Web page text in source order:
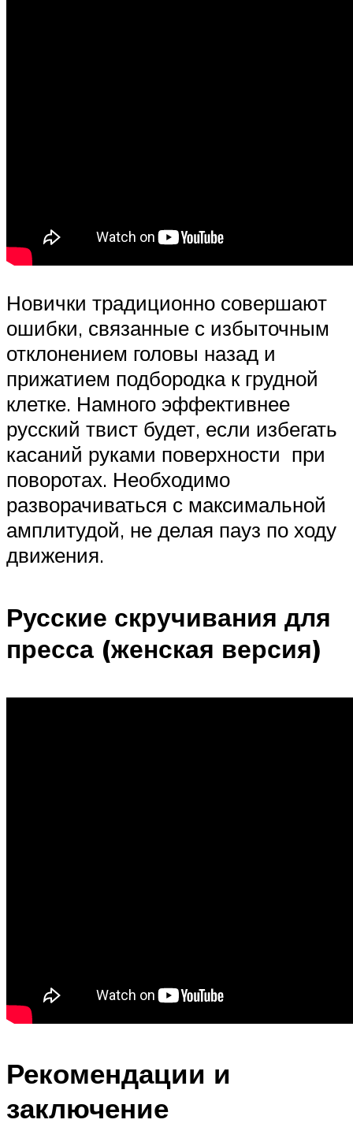
Новички традиционно совершают
ошибки, связанные с избыточным
отклонением головы назад и
прижатием подбородка к грудной
клетке. Намного эффективнее
русский твист будет, если избегать
касаний руками поверхности при
поворотах. Необходимо
разворачиваться с максимальной
амплитудой, не делая пауз по ходу
движения.
Русские скручивания для
пресса (женская версия)
Рекомендации и
заключение